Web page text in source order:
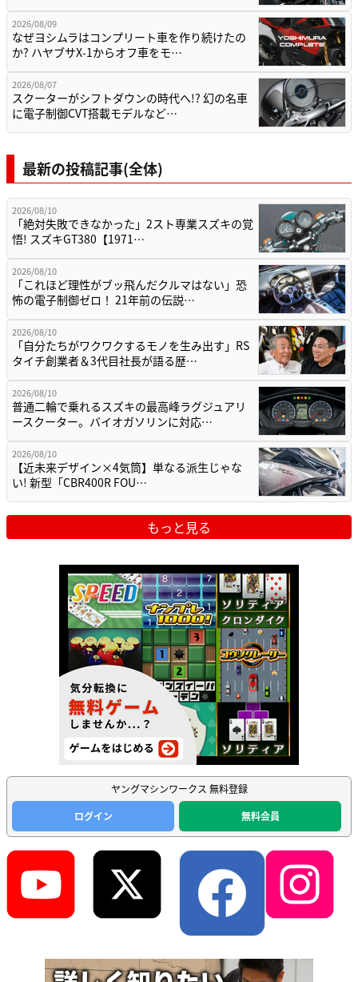
2026/08/09
なぜヨシムラはコンプリート車を作り続けたの
か? ハヤブサX-1からオフ車をモ…
2026/08/07
スクーターがシフトダウンの時代へ!? 幻の名車
に電子制御CVT搭載モデルなど…
最新の投稿記事(全体)
2026/08/10
「絶対失敗できなかった」2スト専業スズキの覚
悟! スズキGT380【1971…
2026/08/10
「これほど理性がブッ飛んだクルマはない」恐
怖の電子制御ゼロ！ 21年前の伝説…
2026/08/10
「自分たちがワクワクするモノを生み出す」RS
タイチ創業者＆3代目社長が語る歴…
2026/08/10
普通二輪で乗れるスズキの最高峰ラグジュアリ
ースクーター。バイオガソリンに対応…
2026/08/10
【近未来デザイン×4気筒】単なる派生じゃな
い! 新型「CBR400R FOU…
もっと見る
ヤングマシンワークス 無料登録
ログイン
無料会員